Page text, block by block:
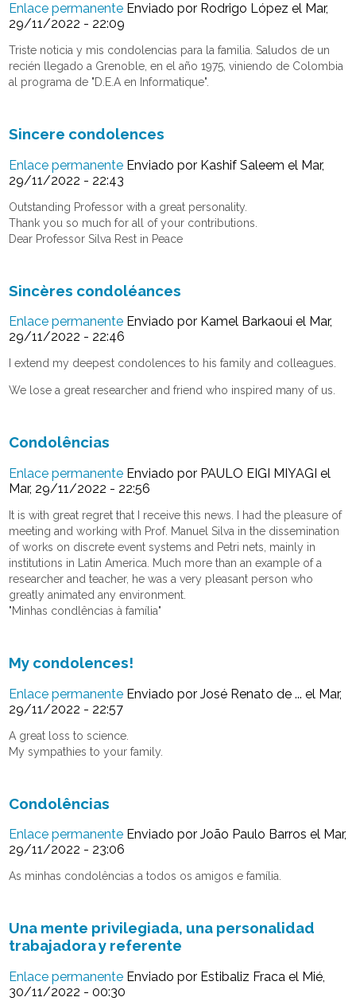
Enlace permanente Enviado por Rodrigo López el Mar,
29/11/2022 - 22:09
Triste noticia y mis condolencias para la familia. Saludos de un
recién llegado a Grenoble, en el año 1975, viniendo de Colombia
al programa de "D.E.A en Informatique".
Sincere condolences
Enlace permanente Enviado por Kashif Saleem el Mar,
29/11/2022 - 22:43
Outstanding Professor with a great personality.
Thank you so much for all of your contributions.
Dear Professor Silva Rest in Peace
Sincères condoléances
Enlace permanente Enviado por Kamel Barkaoui el Mar,
29/11/2022 - 22:46
I extend my deepest condolences to his family and colleagues.
We lose a great researcher and friend who inspired many of us.
Condolências
Enlace permanente Enviado por PAULO EIGI MIYAGI el
Mar, 29/11/2022 - 22:56
It is with great regret that I receive this news. I had the pleasure of
meeting and working with Prof. Manuel Silva in the dissemination
of works on discrete event systems and Petri nets, mainly in
institutions in Latin America. Much more than an example of a
researcher and teacher, he was a very pleasant person who
greatly animated any environment.
"Minhas condlências à família"
My condolences!
Enlace permanente Enviado porJosé Renato de ... el Mar,
29/11/2022 - 22:57
A great loss to science.
My sympathies to your family.
Condolências
Enlace permanente Enviado porJoão Paulo Barros el Mar,
29/11/2022 - 23:06
As minhas condolências a todos os amigos e família.
Una mente privilegiada, una personalidad
trabajadora y referente
Enlace permanente Enviado por Estibaliz Fraca el Mié,
30/11/2022 - 00:30